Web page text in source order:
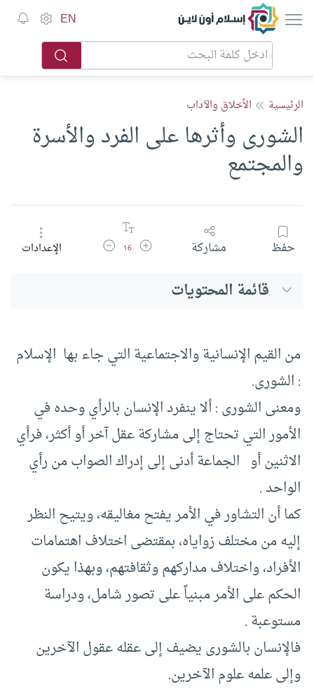
إسلام أون لاين EN
الرئيسية الأخلاق والآداب
الشورى وأثرها على الفرد والأسرة
والمجتمع
حفظ مشاركة زيادة حجم الخط
16 تقليل حجم الخطالإعدادات
قائمة المحتويات
من القيم الإنسانية والاجتماعية التي جاء بها الإسلام
: الشورى.
ومعنى الشورى : ألا ينفرد الإنسان بالرأي وحده في
الأمور التي تحتاج إلى مشاركة عقل آخر أو أكثر، فرأي
الاثنين أو الجماعة أدنى إلى إدراك الصواب من رأي
الواحد .
كما أن التشاور في الأمر يفتح مغاليقه، ويتيح النظر
إليه من مختلف زواياه، بمقتضى اختلاف اهتمامات
الأفراد، واختلاف مداركهم وثقافتهم، وبهذا يكون
الحكم على الأمر مبنياً على تصور شامل، ودراسة
مستوعبة .
فالإنسان بالشورى يضيف إلى عقله عقول الآخرين
وإلى علمه علوم الآخرين.